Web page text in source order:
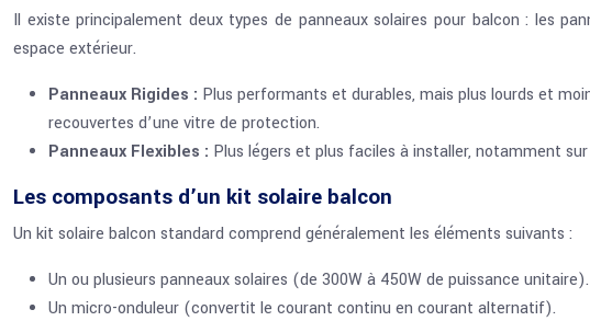
Il existe principalement deux types de panneaux solaires pour balcon : les
espace extérieur.
Panneaux Rigides : Plus performants et durables, mais plus lourds et
recouvertes d’une vitre de protection.
Panneaux Flexibles : Plus légers et plus faciles à installer, notamment
Les composants d’un kit solaire balcon
Un kit solaire balcon standard comprend généralement les éléments suivants :
Un ou plusieurs panneaux solaires (de 300W à 450W de puissance unitaire).
Un micro-onduleur (convertit le courant continu en courant alternatif).